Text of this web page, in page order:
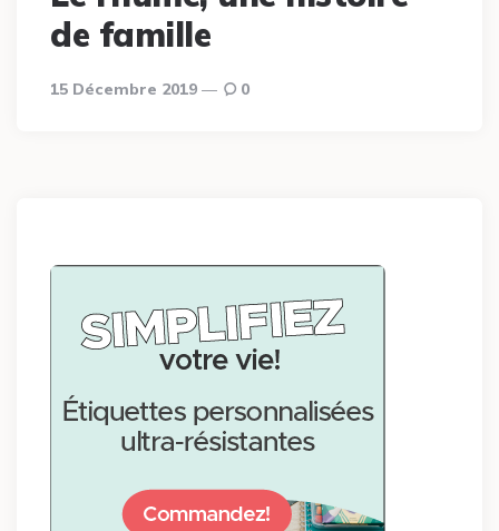
de famille
15 Décembre 2019 0